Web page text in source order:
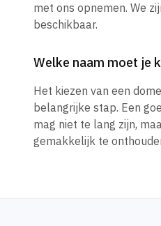
met ons opnemen. We
beschikbaar.
Welke naam moet je
Het kiezen van een
belangrijke stap. Een
mag niet te lang zijn,
gemakkelijk te